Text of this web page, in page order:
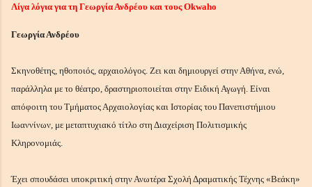
Λίγα λόγια για τη Γεωργία Ανδρέου και τους Okwaho
Γεωργία Ανδρέου
Σκηνοθέτης, ηθοποιός, αρχαιολόγος. Ζει και δημιουργεί στην Αθήνα, ενώ,
παράλληλα με το θέατρο, δραστηριοποιείται στην Ειδική Αγωγή. Είναι
απόφοιτη του Τμήματος Αρχαιολογίας και Ιστορίας του Πανεπιστήμιου
Ιωαννίνων, με μεταπτυχιακό τίτλο στη Διαχείριση Πολιτισμικής
Κληρονομιάς.
Έχει σπουδάσει υποκριτική στην Ανωτέρα Σχολή Δραματικής Τέχνης «Βεάκη»
απλές συμβουλές Blogger